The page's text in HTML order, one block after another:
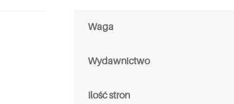
Waga
Wydawnictwo
Ilość stron